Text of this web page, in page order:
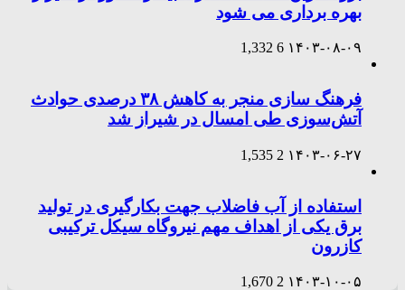
بهره برداری می شود
۱۴۰۳-۰۸-۰۹ 6
1,332
فرهنگ سازی منجر به کاهش ۳۸ درصدی حوادث
آتش‌سوزی طی امسال در شیراز شد
۱۴۰۳-۰۶-۲۷ 2
1,535
استفاده از آب فاضلاب جهت بکارگیری در تولید
برق یکی از اهداف مهم نیروگاه سیکل ترکیبی
کازرون
۱۴۰۳-۱۰-۰۵ 2
1,670